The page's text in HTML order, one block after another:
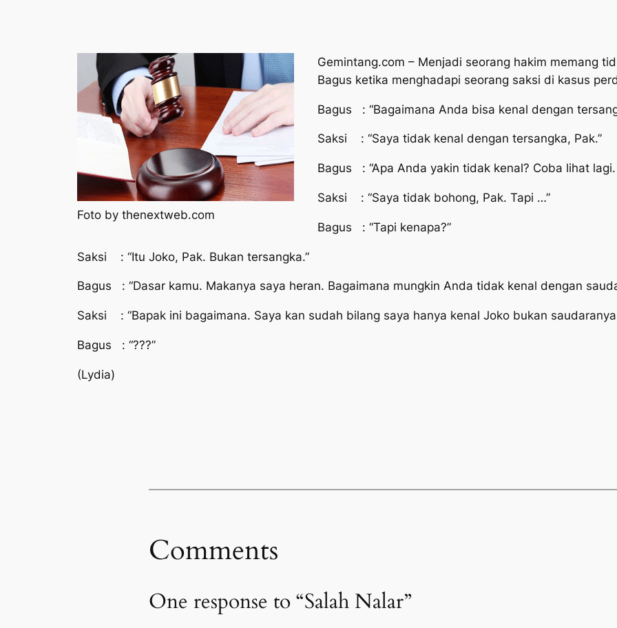
Foto by thenextweb.com
Gemintang.com – Menjadi seorang hakim memang
Bagus ketika menghadapi seorang saksi di kasus
Bagus : “Bagaimana Anda bisa kenal dengan
Saksi : “Saya tidak kenal dengan tersangka, Pak.”
Bagus : “Apa Anda yakin tidak kenal? Coba lihat
Saksi : “Saya tidak bohong, Pak. Tapi …”
Bagus : “Tapi kenapa?”
Saksi : “Itu Joko, Pak. Bukan tersangka.”
Bagus : “Dasar kamu. Makanya saya heran. Bagaimana mungkin Anda tidak kenal dengan
Saksi : “Bapak ini bagaimana. Saya kan sudah bilang saya hanya kenal Joko bukan
Bagus : “???”
(Lydia)
Comments
One response to “Salah Nalar”